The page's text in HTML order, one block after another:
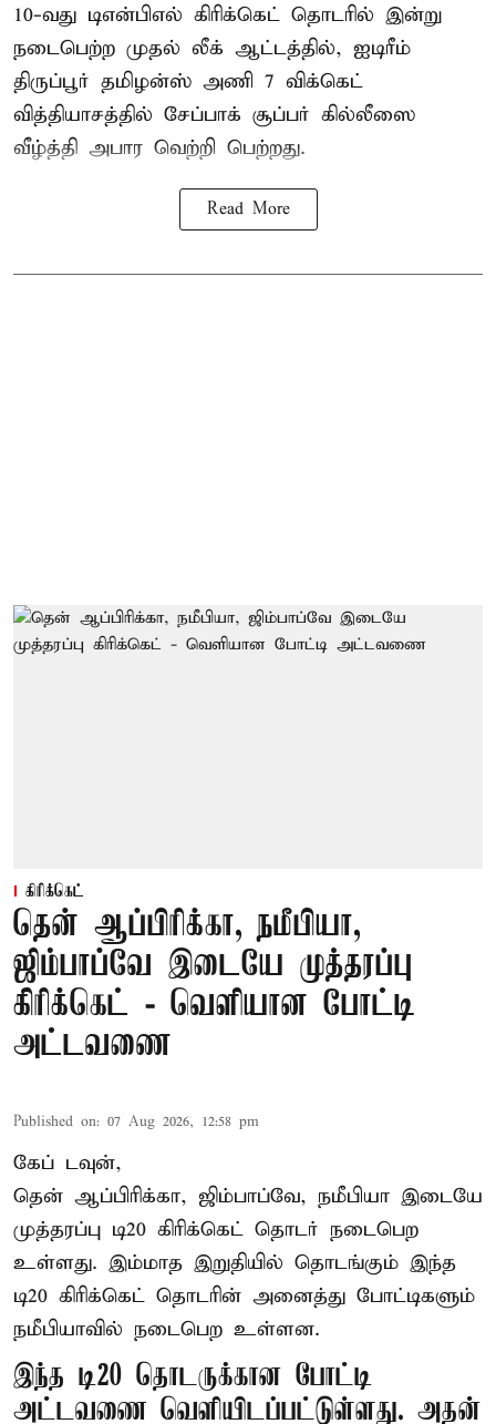
10-வது டிஎன்பிஎல் கிரிக்கெட் தொடரில் இன்று
நடைபெற்ற முதல் லீக் ஆட்டத்தில், ஐடிரீம்
திருப்பூர் தமிழன்ஸ் அணி 7 விக்கெட்
வித்தியாசத்தில் சேப்பாக் சூப்பர் கில்லீஸை
வீழ்த்தி அபார வெற்றி பெற்றது.
Read More
கிரிக்கெட்
தென் ஆப்பிரிக்கா, நமீபியா,
ஜிம்பாப்வே இடையே முத்தரப்பு
கிரிக்கெட் - வெளியான போட்டி
அட்டவணை
Published on: 07 Aug 2026, 12:58 pm
கேப் டவுன்,
தென் ஆப்பிரிக்கா, ஜிம்பாப்வே, நமீபியா இடையே
முத்தரப்பு டி20 கிரிக்கெட் தொடர் நடைபெற
உள்ளது. இம்மாத இறுதியில் தொடங்கும் இந்த
டி20 கிரிக்கெட் தொடரின் அனைத்து போட்டிகளும்
நமீபியாவில் நடைபெற உள்ளன.
இந்த டி20 தொடருக்கான போட்டி
அட்டவணை வெளியிடப்பட்டுள்ளது. அதன்